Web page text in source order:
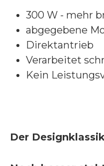
300 W - mehr
abgegebene
Direktantrieb
Verarbeitet
Kein
Der